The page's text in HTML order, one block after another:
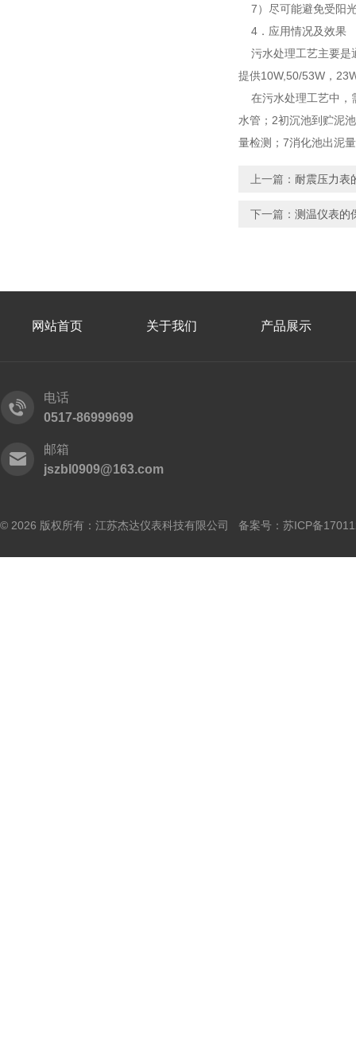
7）尽可能避免受阳
4．应用情况及效果
污水处理工艺主要是
提供10W,50/53W，
在污水处理工艺中，
水管；2初沉池到贮泥
量检测；7消化池出泥
上一篇： 耐震压力表
下一篇： 测温仪表的
网站首页 关于我们 产品展示
电话
0517-86999699
邮箱
jszbl0909@163.com
© 2026 版权所有：江苏杰达仪表科技有限公司 备案号： 苏ICP备